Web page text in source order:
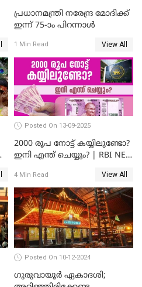
പ്രധാനമന്ത്രി നരേന്ദ്ര മോദിക്ക്
ഇന്ന് 75-ാം പിറന്നാള്‍
1 Min Read View All
Posted On 13-09-2025
2000 രൂപ നോട്ട് കയ്യിലുണ്ടോ?
ഇനി എന്ത് ചെയ്യും? | RBI NEW
4 Min Read View All
Posted On 10-12-2024
ഗുരുവായൂർ ഏകാദശി;